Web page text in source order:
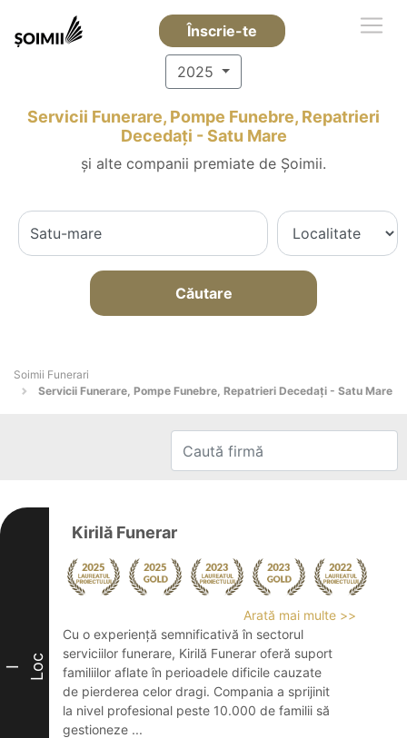
Înscrie-te
2025
Servicii Funerare, Pompe Funebre, Repatrieri
Decedați - Satu Mare
și alte companii premiate de Șoimii.
Căutare
Soimii Funerari
Servicii Funerare, Pompe Funebre, Repatrieri Decedați - Satu Mare
I Loc
Kirilă Funerar
Arată mai multe >>
Cu o experiență semnificativă în sectorul
serviciilor funerare, Kirilă Funerar oferă suport
familiilor aflate în perioadele dificile cauzate
de pierderea celor dragi. Compania a sprijinit
la nivel profesional peste 10.000 de familii să
gestioneze ...